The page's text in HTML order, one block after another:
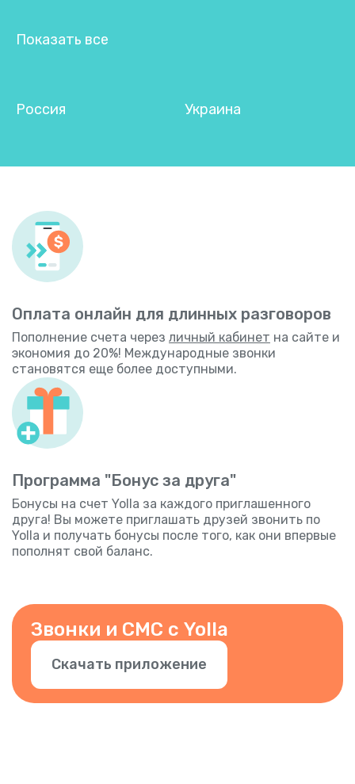
Показать все
Россия Украина
Оплата онлайн для длинных разговоров
Пополнение счета через личный кабинет на сайте и
экономия до 20%! Международные звонки
становятся еще более доступными.
Программа "Бонус за друга"
Бонусы на счет Yolla за каждого приглашенного
друга! Вы можете приглашать друзей звонить по
Yolla и получать бонусы после того, как они впервые
пополнят свой баланс.
Звонки и СМС с Yolla
Скачать приложение